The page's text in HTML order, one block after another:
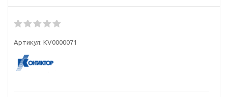
Артикул: KV0000071